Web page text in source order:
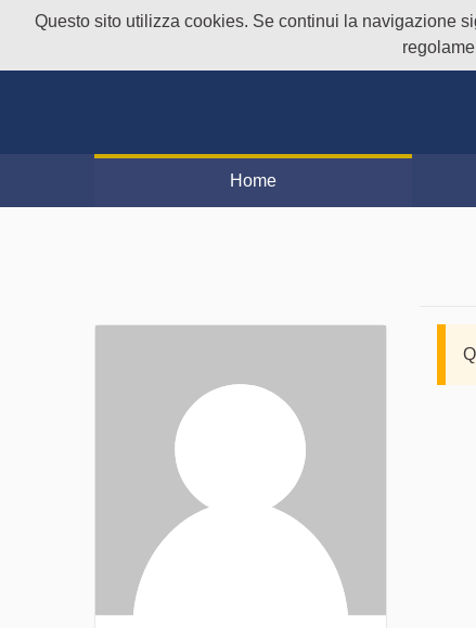
Questo sito utilizza cookies. Se continui la navigazione
Home